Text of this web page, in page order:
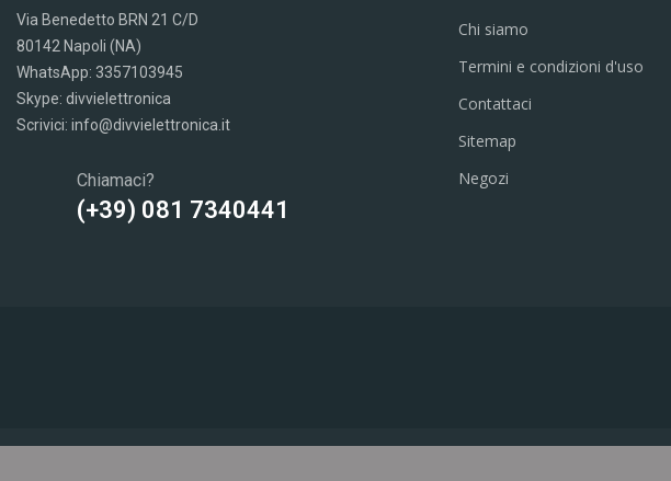
Via Benedetto BRN 21 C/D
80142 Napoli (NA)
WhatsApp: 3357103945
Skype: divvielettronica
Scrivici: info@divvielettronica.it
Chiamaci?
(+39) 081 7340441
Chi siamo
Termini e condizioni d'uso
Contattaci
Sitemap
Negozi